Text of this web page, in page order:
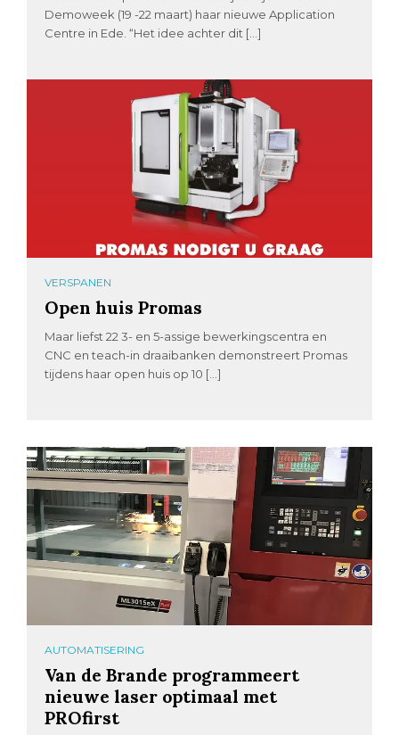
Demoweek (19 -22 maart) haar nieuwe Application
Centre in Ede. “Het idee achter dit […]
VERSPANEN
Open huis Promas
Maar liefst 22 3- en 5-assige bewerkingscentra en
CNC en teach-in draaibanken demonstreert Promas
tijdens haar open huis op 10 […]
AUTOMATISERING
Van de Brande programmeert
nieuwe laser optimaal met
PROfirst